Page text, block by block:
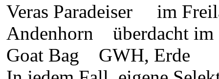
Veras Paradeiser im
Andenhorn überdacht im
Goat Bag GWH, Erde